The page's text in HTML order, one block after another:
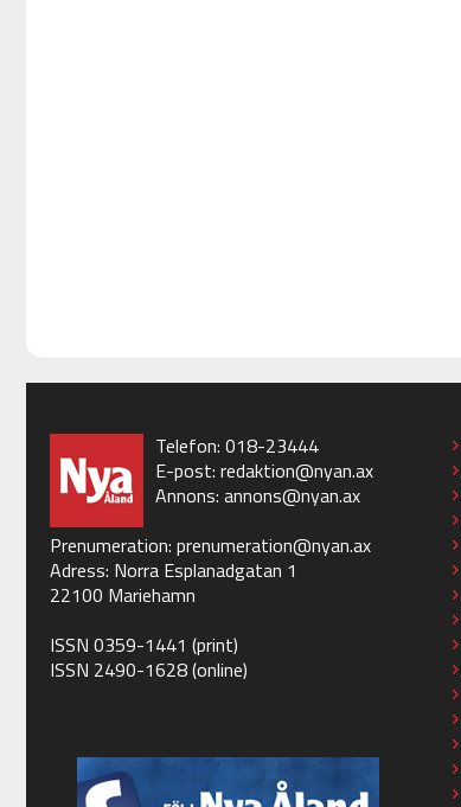
Telefon: 018-23444
E-post: redaktion@nyan.ax
Annons: annons@nyan.ax
Prenumeration: prenumeration@nyan.ax
Adress: Norra Esplanadgatan 1
22100 Mariehamn
ISSN 0359-1441 (print)
ISSN 2490-1628 (online)